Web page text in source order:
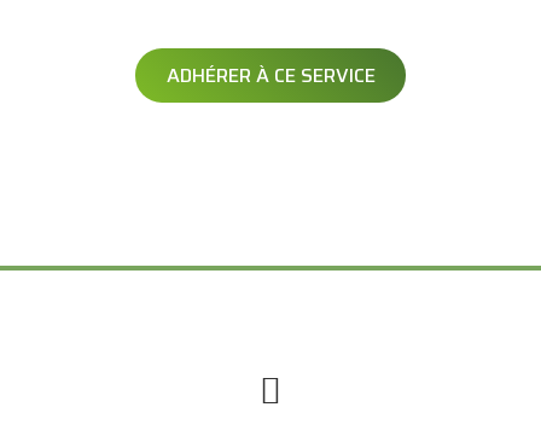
ADHÉRER À CE SERVICE